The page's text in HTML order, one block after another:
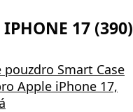
IPHONE 17 (390)
pouzdro Smart Case
Apple iPhone 17,
nabíječka Swissten